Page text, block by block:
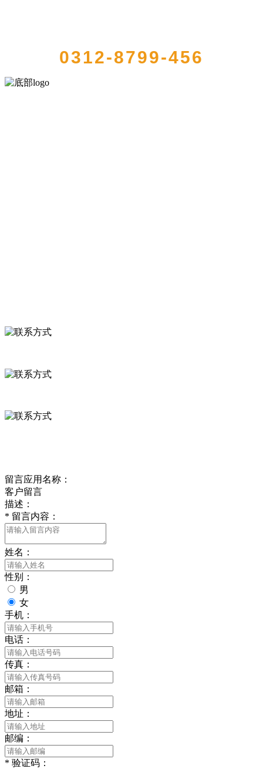
0312-8799-456
留言应用名称：
客户留言
描述：
* 留言内容：
姓名：
性别：
男
女
手机：
电话：
传真：
邮箱：
地址：
邮编：
* 验证码：